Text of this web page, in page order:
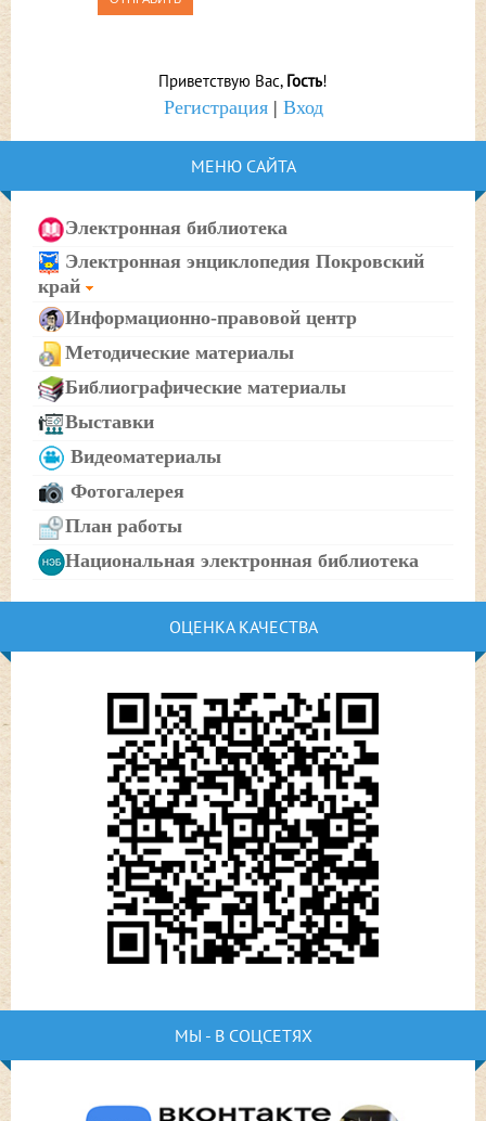
Приветствую Вас, Гость!
Регистрация| Вход
МЕНЮ САЙТА
Электронная библиотека
Электронная энциклопедия Покровский
край
Информационно-правовой центр
Методические материалы
Библиографические материалы
Выставки
Видеоматериалы
Фотогалерея
План работы
Национальная электронная библиотека
ОЦЕНКА КАЧЕСТВА
МЫ - В СОЦСЕТЯХ